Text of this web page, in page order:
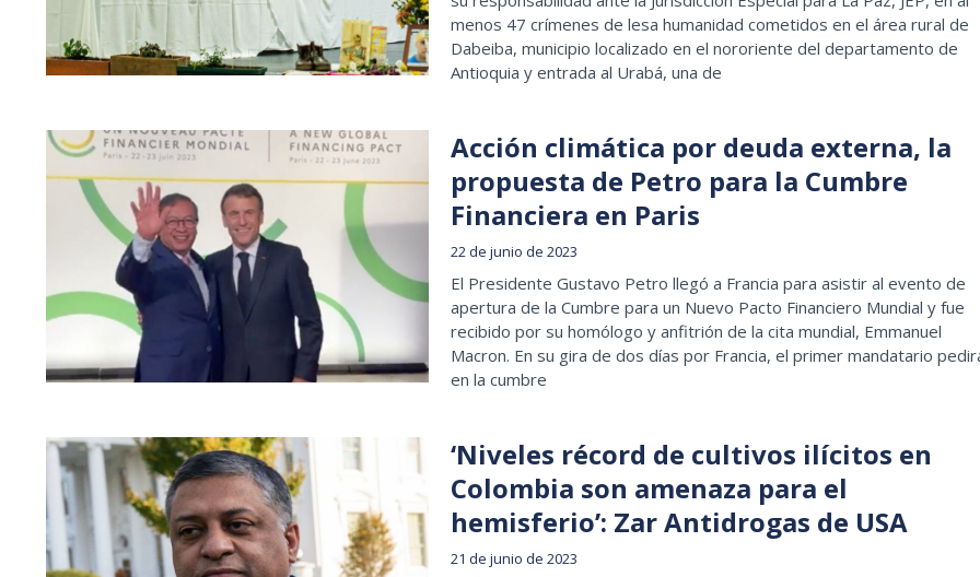
menos 47 crímenes de lesa humanidad cometidos en el área rural de
Dabeiba, municipio localizado en el nororiente del departamento de
Antioquia y entrada al Urabá, una de
Acción climática por deuda externa, la
propuesta de Petro para la Cumbre
Financiera en Paris
22 de junio de 2023
El Presidente Gustavo Petro llegó a Francia para asistir al evento de
apertura de la Cumbre para un Nuevo Pacto Financiero Mundial y fue
recibido por su homólogo y anfitrión de la cita mundial, Emmanuel
Macron. En su gira de dos días por Francia, el primer mandatario
en la cumbre
‘Niveles récord de cultivos ilícitos en
Colombia son amenaza para el
hemisferio’: Zar Antidrogas de USA
21 de junio de 2023